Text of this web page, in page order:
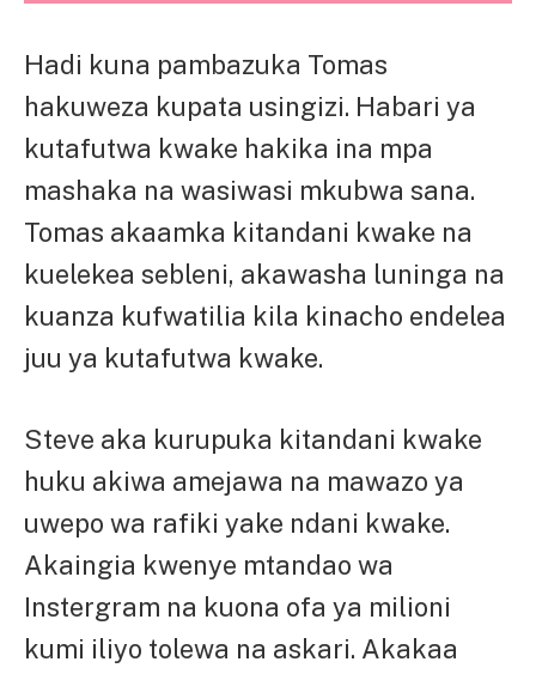
Hadi kuna pambazuka Tomas
hakuweza kupata usingizi. Habari ya
kutafutwa kwake hakika ina mpa
mashaka na wasiwasi mkubwa sana.
Tomas akaamka kitandani kwake na
kuelekea sebleni, akawasha luninga na
kuanza kufwatilia kila kinacho endelea
juu ya kutafutwa kwake.
Steve aka kurupuka kitandani kwake
huku akiwa amejawa na mawazo ya
uwepo wa rafiki yake ndani kwake.
Akaingia kwenye mtandao wa
Instergram na kuona ofa ya milioni
kumi iliyo tolewa na askari. Akakaa